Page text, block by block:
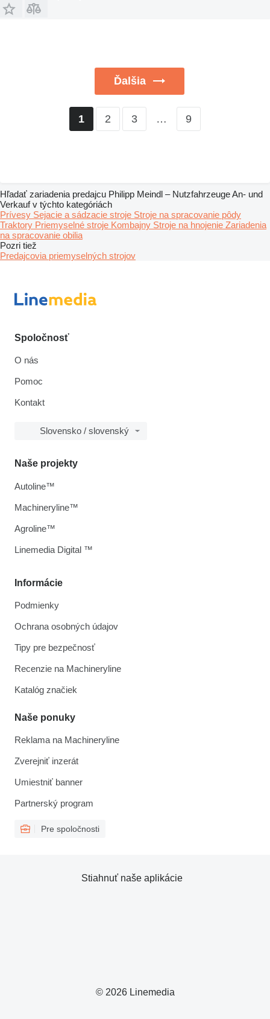
Ďalšia
1 2 3 … 9
Hľadať zariadenia predajcu Philipp Meindl – Nutzfahrzeuge An- und
Verkauf v týchto kategóriách
Prívesy Sejacie a sádzacie stroje Stroje na spracovanie pôdy
Traktory Priemyselné stroje Kombajny Stroje na hnojenie Zariadenia
na spracovanie obilia
Pozri tiež
Predajcovia priemyselných strojov
Spoločnosť
O nás
Pomoc
Kontakt
Slovensko / slovenský
Informácie
Podmienky
Ochrana osobných údajov
Tipy pre bezpečnosť
Recenzie na Machineryline
Katalóg značiek
Naše ponuky
Reklama na Machineryline
Zverejniť inzerát
Umiestniť banner
Partnerský program
Pre spoločnosti
Naše projekty
Autoline™
Machineryline™
Agroline™
Linemedia Digital ™
© 2026 Linemedia
Stiahnuť naše aplikácie